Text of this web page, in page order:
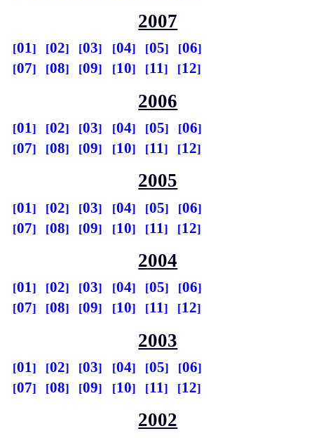
2007
01 02 03 04 05
06
07
08 09 10 11 12
2006
01 02 03 04 05
06
07
08 09 10 11 12
2005
01 02 03 04 05
06
07
08 09 10 11 12
2004
01 02 03 04 05
06
07
08 09 10 11 12
2003
01 02 03 04 05
06
07
08 09 10 11 12
2002